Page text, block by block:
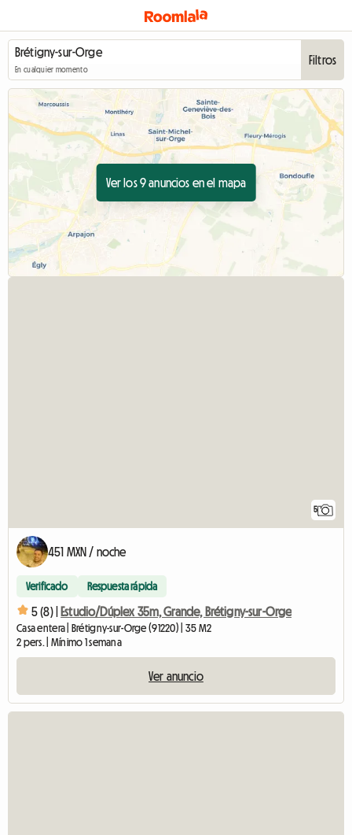
En cualquier momento
Filtros
Ver los 9 anuncios en el mapa
5
451 MXN / noche
Verificado Respuesta rápida
5 (8) | Estudio/Dúplex 35m, Grande, Brétigny-sur-Orge
Casa entera | Brétigny-sur-Orge (91220) | 35 M2
2 pers. | Mínimo 1 semana
Ver anuncio